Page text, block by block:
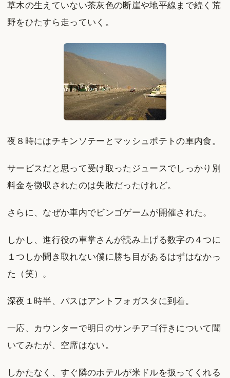
草木の生えていない茶灰色の断崖や地平線まで続く荒
野をひたすら走っていく。
夜８時にはチキンソテーとマッシュポテトの車内食。
サービスだと思って受け取ったジュースでしっかり別
料金を徴収されたのは失敗だったけれど。
さらに、なぜか車内でビンゴゲームが開催された。
しかし、進行役の車掌さんが読み上げる数字の４つに
１つしか聞き取れない僕に勝ち目があるはずはなかっ
た（笑）。
深夜１時半、バスはアントフォガスタに到着。
一応、カウンターで明日のサンチアゴ行きについて聞
いてみたが、空席はない。
しかたなく、すぐ隣のホテルが米ドルを扱ってくれる